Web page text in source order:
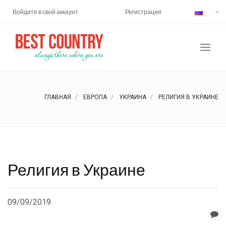
Войдите в свой аккаунт Регистрация
ГЛАВНАЯ ЕВРОПА УКРАИНА РЕЛИГИЯ В УКРАИНЕ
Религия в Украине
09/09/2019